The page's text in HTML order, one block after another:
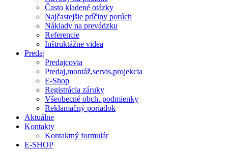
Často kladené otázky
Najčastejšie príčiny porúch
Náklady na prevádzku
Referencie
Inštruktážne videa
Predaj
Predajcovia
Predaj,montáž,servis,projekcia
E-Shop
Registrácia záruky
Všeobecné obch. podmienky
Reklamačný poriadok
Aktuálne
Kontakty
Kontaktný formulár
E-SHOP